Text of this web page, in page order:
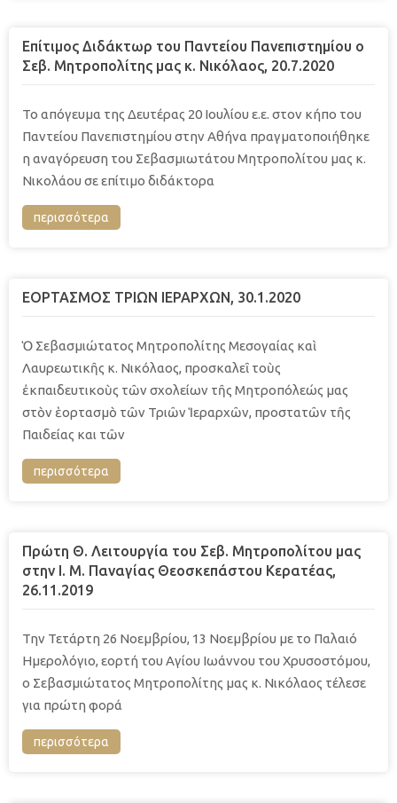
Επίτιμος Διδάκτωρ του Παντείου Πανεπιστημίου ο
Σεβ. Μητροπολίτης μας κ. Νικόλαος, 20.7.2020
Το απόγευμα της Δευτέρας 20 Ιουλίου ε.ε. στον κήπο του
Παντείου Πανεπιστημίου στην Αθήνα πραγματοποιήθηκε
η αναγόρευση του Σεβασμιωτάτου Μητροπολίτου μας κ.
Νικολάου σε επίτιμο διδάκτορα
περισσότερα
ΕΟΡΤΑΣΜΟΣ ΤΡΙΩΝ ΙΕΡΑΡΧΩΝ, 30.1.2020
Ὁ Σεβασμιώτατος Μητροπολίτης Μεσογαίας καὶ
Λαυρεωτικῆς κ. Νικόλαος, προσκαλεῖ τοὺς
ἐκπαιδευτικοὺς τῶν σχολείων τῆς Μητροπόλεώς μας
στὸν ἑορτασμὸ τῶν Τριῶν Ἱεραρχῶν, προστατῶν τῆς
Παιδείας και τῶν
περισσότερα
Πρώτη Θ. Λειτουργία του Σεβ. Μητροπολίτου μας
στην Ι. Μ. Παναγίας Θεοσκεπάστου Κερατέας,
26.11.2019
Την Τετάρτη 26 Νοεμβρίου, 13 Νοεμβρίου με το Παλαιό
Ημερολόγιο, εορτή του Αγίου Ιωάννου του Χρυσοστόμου,
ο Σεβασμιώτατος Μητροπολίτης μας κ. Νικόλαος τέλεσε
για πρώτη φορά
περισσότερα